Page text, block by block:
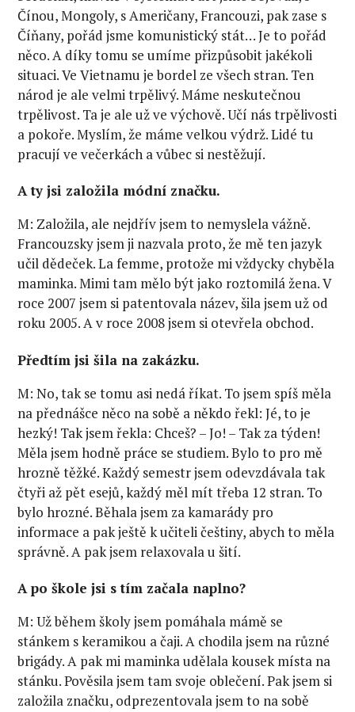
Čínou, Mongoly, s Američany, Francouzi, pak zase s
Číňany, pořád jsme komunistický stát… Je to pořád
něco. A díky tomu se umíme přizpůsobit jakékoli
situaci. Ve Vietnamu je bordel ze všech stran. Ten
národ je ale velmi trpělivý. Máme neskutečnou
trpělivost. Ta je ale už ve výchově. Učí nás trpělivosti
a pokoře. Myslím, že máme velkou výdrž. Lidé tu
pracují ve večerkách a vůbec si nestěžují.
A ty jsi založila módní značku.
M: Založila, ale nejdřív jsem to nemyslela vážně.
Francouzsky jsem ji nazvala proto, že mě ten jazyk
učil dědeček. La femme, protože mi vždycky chyběla
maminka. Mimi tam mělo být jako roztomilá žena. V
roce 2007 jsem si patentovala název, šila jsem už od
roku 2005. A v roce 2008 jsem si otevřela obchod.
Předtím jsi šila na zakázku.
M: No, tak se tomu asi nedá říkat. To jsem spíš měla
na přednášce něco na sobě a někdo řekl: Jé, to je
hezký! Tak jsem řekla: Chceš? – Jo! – Tak za týden!
Měla jsem hodně práce se studiem. Bylo to pro mě
hrozně těžké. Každý semestr jsem odevzdávala tak
čtyři až pět esejů, každý měl mít třeba 12 stran. To
bylo hrozné. Běhala jsem za kamarády pro
informace a pak ještě k učiteli češtiny, abych to měla
správně. A pak jsem relaxovala u šití.
A po škole jsi s tím začala naplno?
M: Už během školy jsem pomáhala mámě se
stánkem s keramikou a čaji. A chodila jsem na různé
brigády. A pak mi maminka udělala kousek místa na
stánku. Pověsila jsem tam svoje oblečení. Pak jsem si
založila značku, odprezentovala jsem to na sobě